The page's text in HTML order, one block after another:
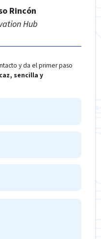
Rincón
Hub
y da el primer paso
sencilla y